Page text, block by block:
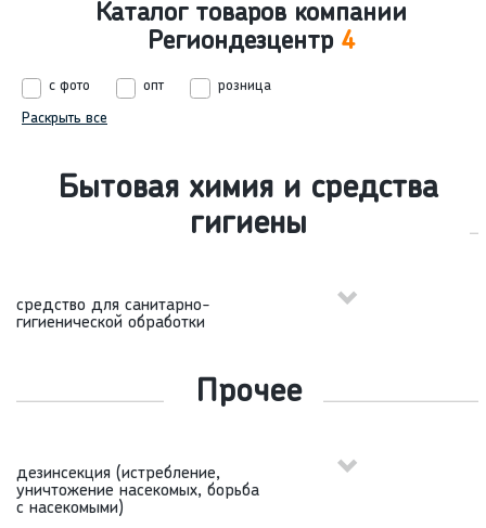
Каталог товаров компании
Региондезцентр 4
с фото опт
розница
Раскрыть все
Бытовая химия и средства
гигиены
средство для санитарно-
гигиенической обработки
Прочее
дезинсекция (истребление,
уничтожение насекомых, борьба
с насекомыми)